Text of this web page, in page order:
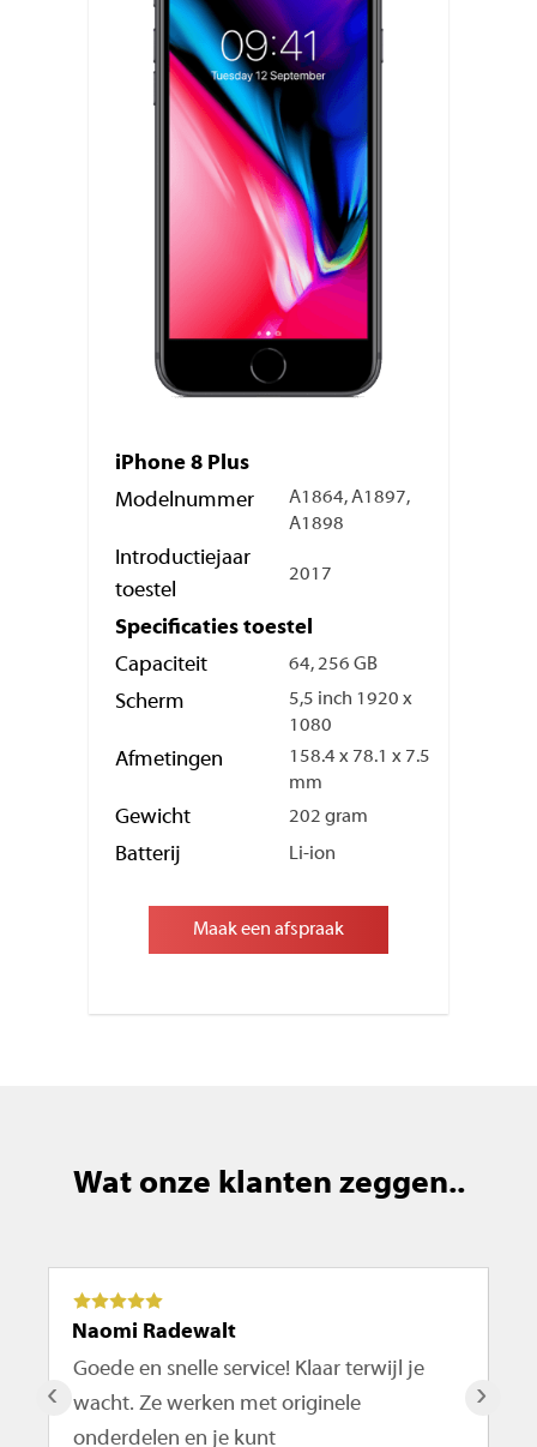
iPhone 8 Plus
Modelnummer
A1864, A1897,
A1898
Introductiejaar
toestel
2017
Specificaties toestel
Capaciteit
64, 256 GB
Scherm
5,5 inch 1920 x
1080
Afmetingen
158.4 x 78.1 x 7.5
mm
Gewicht 202 gram
Batterij Li-ion
Maak een afspraak
Wat onze klanten zeggen..
Goede en snelle service! Klaar terwijl je
wacht. Ze werken met originele
onderdelen en je kunt
Naomi Radewalt
‹ ›